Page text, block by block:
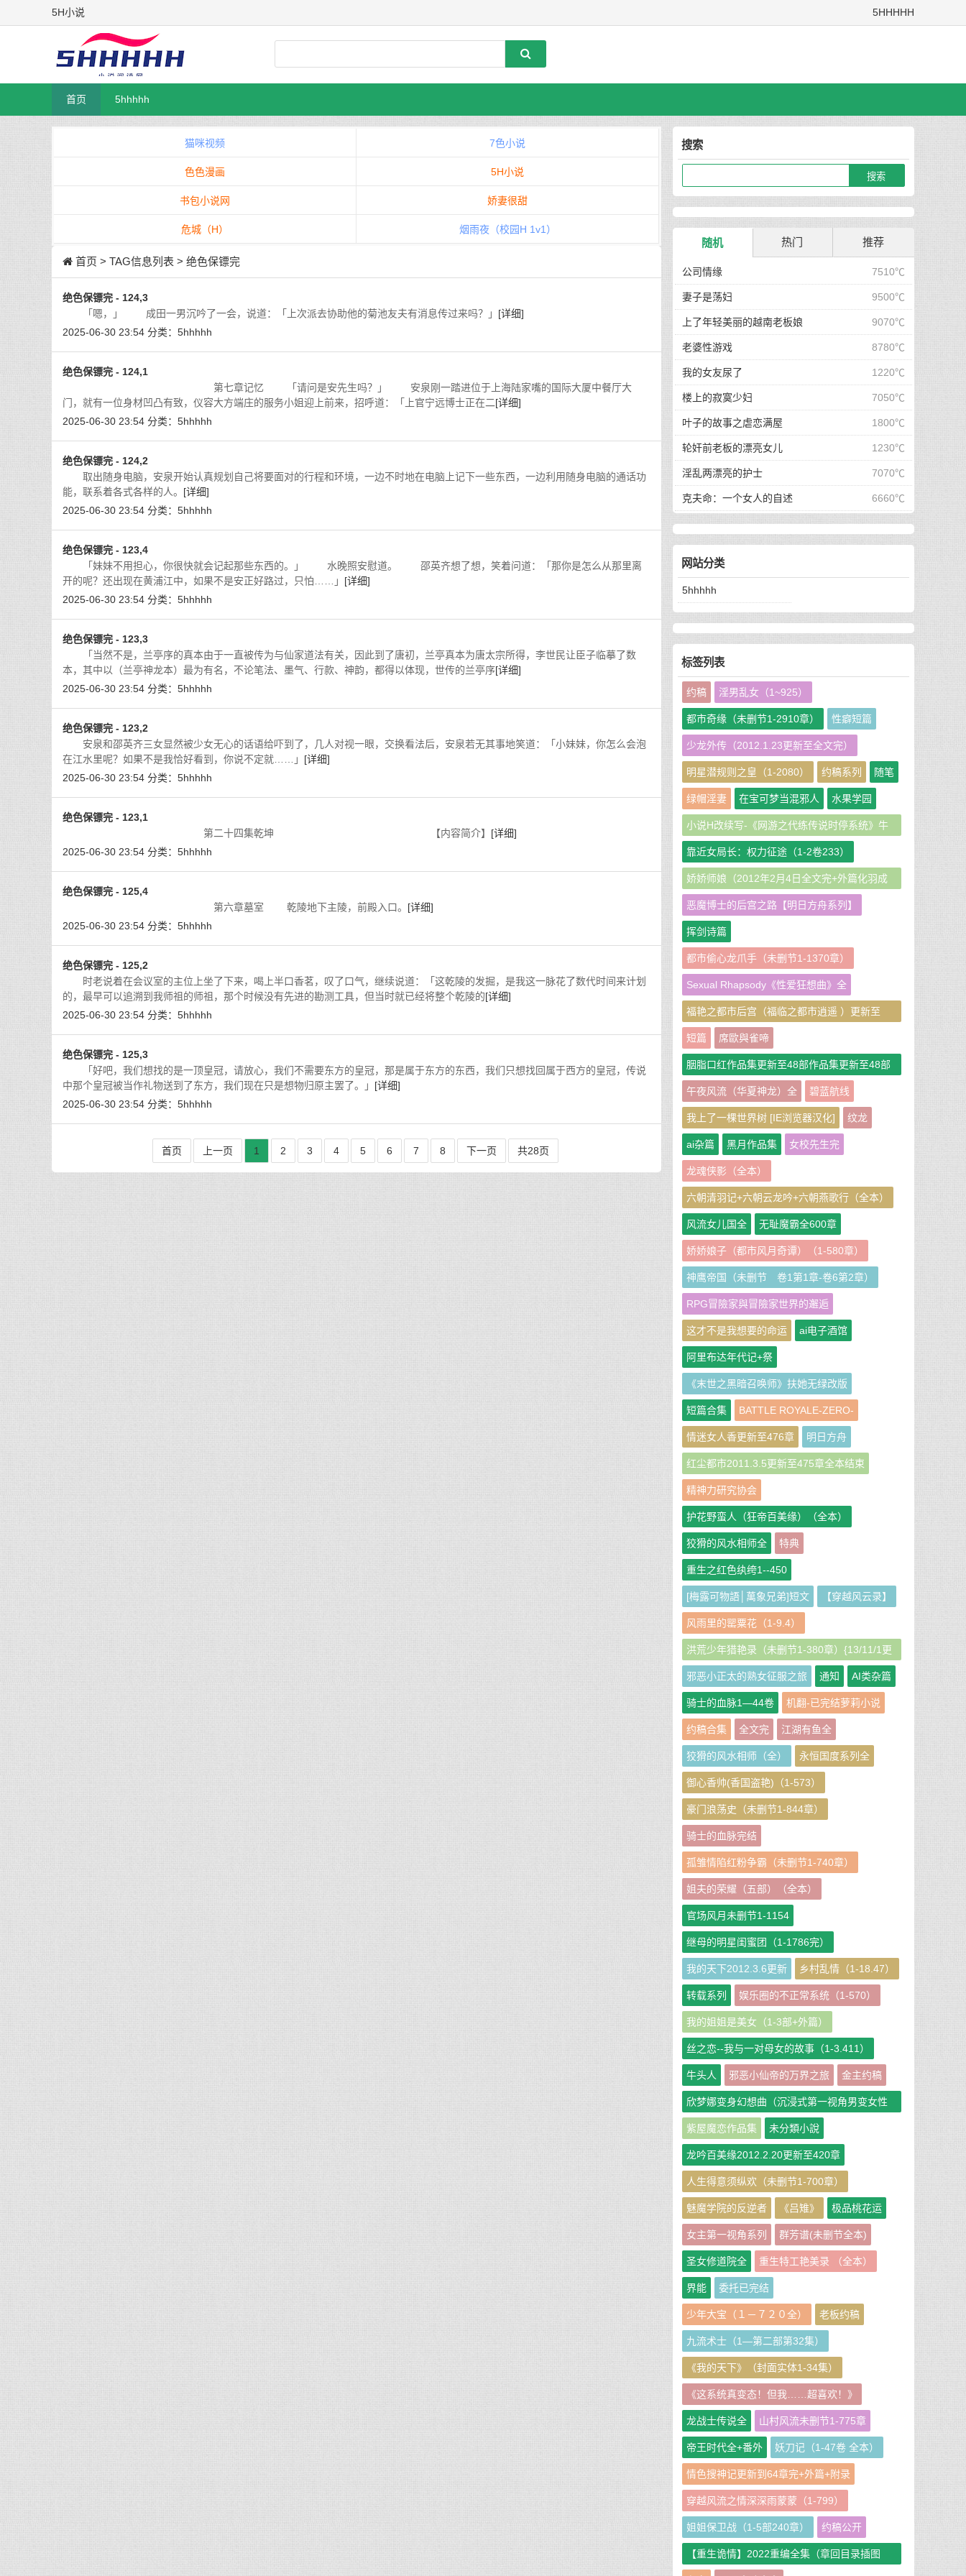
5H小说 5HHHHH
首页 5hhhhh
猫咪视频 7色小说
色色漫画 5H小说
书包小说网 娇妻很甜
危城（H） 烟雨夜（校园H 1v1）
首页 > TAG信息列表 > 绝色保镖完
绝色保镖完 - 124,3
「嗯，」 成田一男沉吟了一会，说道：「上次派去协助他的菊池友夫有消息传过来吗？」 [详细]
2025-06-30 23:54 分类： 5hhhhh
绝色保镖完 - 124,1
第七章记忆 「请问是安先生吗？」 安泉刚一踏进位于上海陆家嘴的国际大厦中餐厅大
门，就有一位身材凹凸有致，仪容大方端庄的服务小姐迎上前来，招呼道：「上官宁远博士正在二[详细]
2025-06-30 23:54 分类： 5hhhhh
绝色保镖完 - 124,2
取出随身电脑，安泉开始认真规划自己将要面对的行程和环境，一边不时地在电脑上记下一些东西，一边利用随身电脑的通话功
能，联系着各式各样的人。 [详细]
2025-06-30 23:54 分类： 5hhhhh
绝色保镖完 - 123,4
「妹妹不用担心，你很快就会记起那些东西的。」 水晚照安慰道。 邵英齐想了想，笑着问道：「那你是怎么从那里离
开的呢？还出现在黄浦江中，如果不是安正好路过，只怕……」 [详细]
2025-06-30 23:54 分类： 5hhhhh
绝色保镖完 - 123,3
「当然不是，兰亭序的真本由于一直被传为与仙家道法有关，因此到了唐初，兰亭真本为唐太宗所得，李世民让臣子临摹了数
本，其中以（兰亭神龙本）最为有名，不论笔法、墨气、行款、神韵，都得以体现，世传的兰亭序[详细]
2025-06-30 23:54 分类： 5hhhhh
绝色保镖完 - 123,2
安泉和邵英齐三女显然被少女无心的话语给吓到了，几人对视一眼，交换看法后，安泉若无其事地笑道：「小妹妹，你怎么会泡
在江水里呢？如果不是我恰好看到，你说不定就……」 [详细]
2025-06-30 23:54 分类： 5hhhhh
绝色保镖完 - 123,1
第二十四集乾坤 【内容简介】 [详细]
2025-06-30 23:54 分类： 5hhhhh
绝色保镖完 - 125,4
第六章墓室 乾陵地下主陵，前殿入口。 [详细]
2025-06-30 23:54 分类： 5hhhhh
绝色保镖完 - 125,2
时老说着在会议室的主位上坐了下来，喝上半口香茗，叹了口气，继续说道：「这乾陵的发掘，是我这一脉花了数代时间来计划
的，最早可以追溯到我师祖的师祖，那个时候没有先进的勘测工具，但当时就已经将整个乾陵的[详细]
2025-06-30 23:54 分类： 5hhhhh
绝色保镖完 - 125,3
「好吧，我们想找的是一顶皇冠，请放心，我们不需要东方的皇冠，那是属于东方的东西，我们只想找回属于西方的皇冠，传说
中那个皇冠被当作礼物送到了东方，我们现在只是想物归原主罢了。」 [详细]
2025-06-30 23:54 分类： 5hhhhh
首页 上一页 1 2 3 4 5 6 7 8 下一页 共28页
搜索
随机 热门 推荐
7510℃
公司情缘
9500℃
妻子是荡妇
9070℃
上了年轻美丽的越南老板娘
8780℃
老婆性游戏
1220℃
我的女友尿了
7050℃
楼上的寂寞少妇
1800℃
叶子的故事之虐恋满屋
1230℃
轮奸前老板的漂亮女儿
7070℃
淫乱两漂亮的护士
6660℃
克夫命：一个女人的自述
网站分类
5hhhhh
标签列表
约稿 淫男乱女（1~925）
都市奇缘（未删节1-2910章） 性癖短篇
少龙外传（2012.1.23更新至全文完）
明星潜规则之皇（1-2080） 约稿系列 随笔
绿帽淫妻 在宝可梦当混邪人 水果学园
小说H改续写-《网游之代练传说时停系统》牛
牛娘二改GHS版
靠近女局长：权力征途（1-2卷233）
娇娇师娘（2012年2月4日全文完+外篇化羽成
仙篇240章）
恶魔博士的后宫之路【明日方舟系列】
挥剑诗篇
都市偷心龙爪手（未删节1-1370章）
Sexual Rhapsody《性爱狂想曲》全
福艳之都市后宫（福临之都市逍遥 ）更新至
951章
短篇 席歐與雀啼
胭脂口红作品集更新至48部作品集更新至48部
作者：胭脂口红
午夜风流（华夏神龙）全 碧蓝航线
我上了一棵世界树 [IE浏览器汉化] 纹龙
ai杂篇 黑月作品集 女校先生完
龙魂侠影（全本）
六朝清羽记+六朝云龙吟+六朝燕歌行（全本）
风流女儿国全 无耻魔霸全600章
娇娇娘子（都市风月奇谭）（1-580章）
神鹰帝国（未删节 卷1第1章-卷6第2章）
RPG冒險家與冒險家世界的邂逅
这才不是我想要的命运 ai电子酒馆
阿里布达年代记+祭
《末世之黑暗召唤师》扶她无绿改版
短篇合集 BATTLE ROYALE-ZERO-
情迷女人香更新至476章 明日方舟
红尘都市2011.3.5更新至475章全本结束
精神力研究协会
护花野蛮人（狂帝百美缘）（全本）
狡猾的风水相师全 特典
重生之红色纨绔1--450
[梅露可物語│萬象兄弟]短文 【穿越风云录】
风雨里的罂粟花（1-9.4）
洪荒少年猎艳录（未删节1-380章）{13/11/1更
新}
邪恶小正太的熟女征服之旅 通知 AI类杂篇
骑士的血脉1—44卷 机翻-已完结萝莉小说
约稿合集 全文完 江湖有鱼全
狡猾的风水相师（全） 永恒国度系列全
御心香帅(香国盗艳)（1-573）
豪门浪荡史（未删节1-844章）
骑士的血脉完结
孤雏情陷红粉争霸（未删节1-740章）
姐夫的荣耀（五部）（全本）
官场风月未删节1-1154
继母的明星闺蜜团（1-1786完）
我的天下2012.3.6更新 乡村乱情（1-18.47）
转载系列 娱乐圈的不正常系统（1-570）
我的姐姐是美女（1-3部+外篇）
丝之恋--我与一对母女的故事（1-3.411）
牛头人 邪恶小仙帝的万界之旅 金主约稿
欣梦娜变身幻想曲（沉浸式第一视角男变女性
转短篇小说集）
紫屋魔恋作品集 未分類小說
龙吟百美缘2012.2.20更新至420章
人生得意须纵欢（未删节1-700章）
魅魔学院的反逆者 《吕雉》 极品桃花运
女主第一视角系列 群芳谱(未删节全本)
圣女修道院全 重生特工艳美录 （全本）
界能 委托已完结
少年大宝（１－７２０全） 老板约稿
九流术士（1—第二部第32集）
《我的天下》（封面实体1-34集）
《这系统真变态！但我……超喜欢！》
龙战士传说全 山村风流未删节1-775章
帝王时代全+番外 妖刀记（1-47卷 全本）
情色搜神记更新到64章完+外篇+附录
穿越风流之情深深雨蒙蒙（1-799）
姐姐保卫战（1-5部240章） 约稿公开
【重生诡情】2022重编全集（章回目录插图